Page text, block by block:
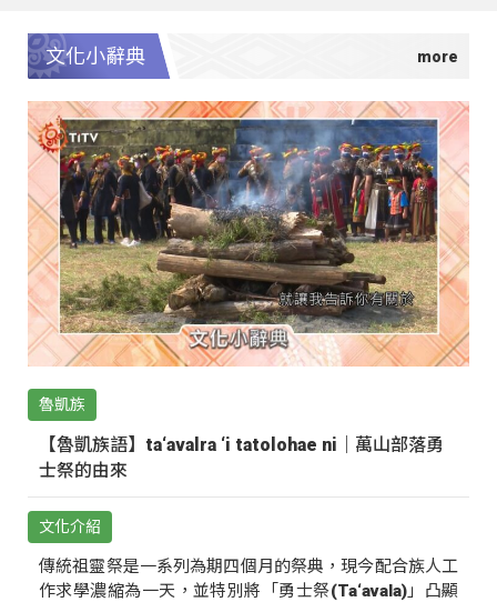
文化小辭典
魯凱族
【魯凱族語】ta‘avalra ‘i tatolohae ni｜萬山部落勇
士祭的由來
文化介紹
傳統祖靈祭是一系列為期四個月的祭典，現今配合族人工
作求學濃縮為一天，並特別將「勇士祭(Ta‘avala)」凸顯